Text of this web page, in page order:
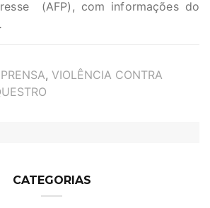
(AFP), com informações do
, VIOLÊNCIA CONTRA
CATEGORIAS